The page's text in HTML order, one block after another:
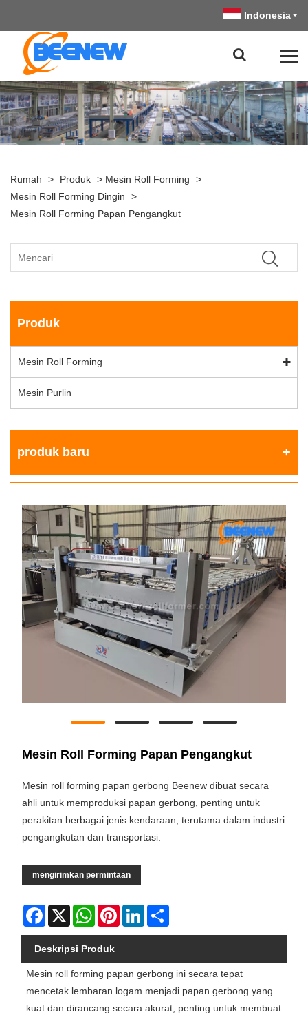
Indonesia
Rumah > Produk > Mesin Roll Forming
>
Mesin Roll Forming Dingin
>
Mesin Roll Forming Papan Pengangkut
Produk
Mesin Roll Forming
Mesin Purlin
produk baru
Mesin Roll Forming Papan Pengangkut
Mesin roll forming papan gerbong Beenew dibuat secara
ahli untuk memproduksi papan gerbong, penting untuk
perakitan berbagai jenis kendaraan, terutama dalam industri
pengangkutan dan transportasi.
mengirimkan permintaan
Facebook
X WhatsAppPinterestLinkedIn
Deskripsi Produk
Mesin roll forming papan gerbong ini secara tepat
mencetak lembaran logam menjadi papan gerbong yang
kuat dan dirancang secara akurat, penting untuk membuat